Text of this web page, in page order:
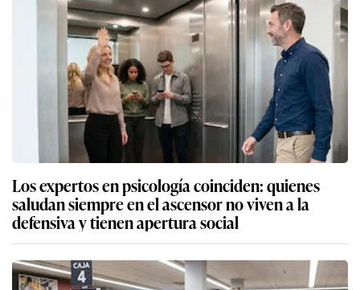
Los expertos en psicología coinciden: quienes
saludan siempre en el ascensor no viven a la
defensiva y tienen apertura social